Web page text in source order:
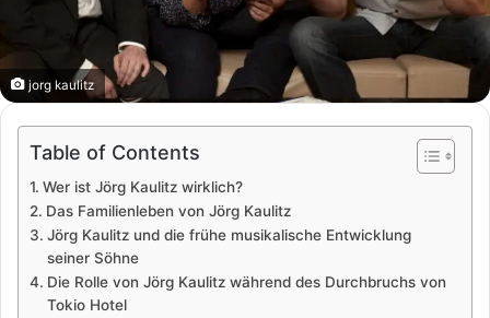
jorg kaulitz
Table of Contents
Wer ist Jörg Kaulitz wirklich?
Das Familienleben von Jörg Kaulitz
Jörg Kaulitz und die frühe musikalische Entwicklung
seiner Söhne
Die Rolle von Jörg Kaulitz während des Durchbruchs von
Tokio Hotel